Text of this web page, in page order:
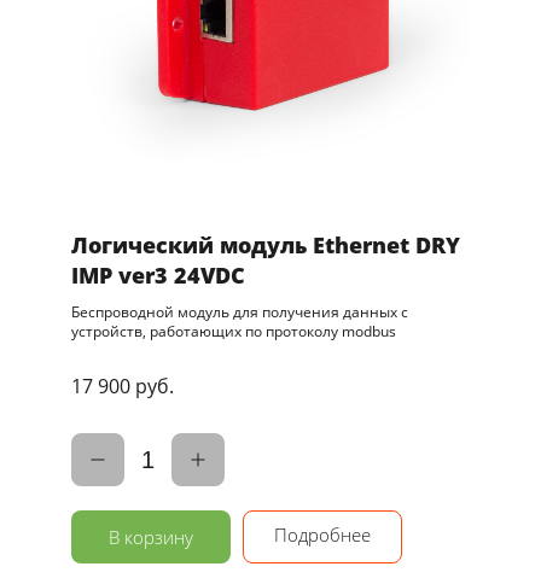
Логический модуль Ethernet DRY
IMP ver3 24VDC
Беспроводной модуль для получения данных с
устройств, работающих по протоколу modbus
17 900 руб.
1
В корзину Подробнее